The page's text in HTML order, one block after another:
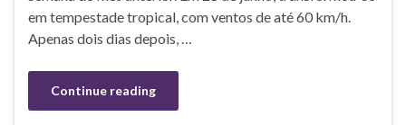
em tempestade tropical, com ventos de até 60 km/h.
Apenas dois dias depois, …
Continue reading